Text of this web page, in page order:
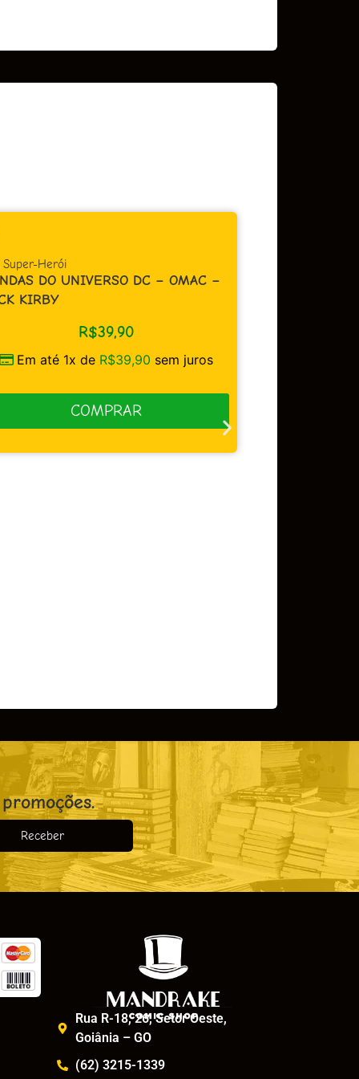
,Super-Herói
DO UNIVERSO DC – OMAC –
KIRBY
R$39,90
Em até 1x de R$39,90 sem juros
COMPRAR
Receber
Rua R-18, 26, Setor Oeste,
Goiânia – GO
(62) 3215-1339